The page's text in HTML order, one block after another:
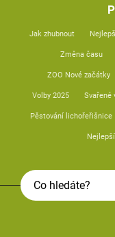
Jak zhubnout
Změna času
ZOO Nové začátky
Volby 2025 Svařené
Pěstování lichořeřišnice